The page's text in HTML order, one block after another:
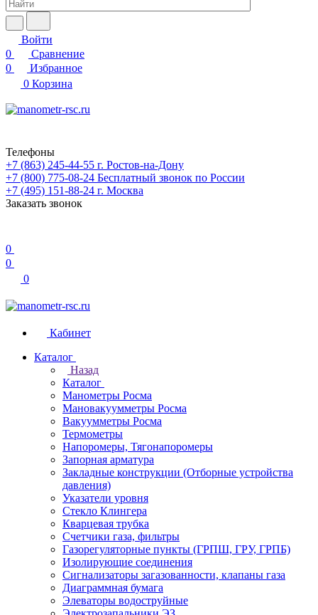
Войти
0
Сравнение
0
Избранное
0 Корзина
Телефоны
+7 (863) 245-44-55 г. Ростов-на-Дону
+7 (800) 775-08-24 Бесплатный звонок по России
+7 (495) 151-88-24 г. Москва
Заказать звонок
0
0
0
Кабинет
Каталог
Назад
Каталог
Манометры Росма
Мановакуумметры Росма
Вакуумметры Росма
Термометры
Напоромеры, Тягонапоромеры
Запорная арматура
Закладные конструкции (Отборные устройства
давления)
Указатели уровня
Стекло Клингера
Кварцевая трубка
Счетчики газа, фильтры
Газорегуляторные пункты (ГРПШ, ГРУ, ГРПБ)
Изолирующие соединения
Сигнализаторы загазованности, клапаны газа
Диаграммная бумага
Элеваторы водоструйные